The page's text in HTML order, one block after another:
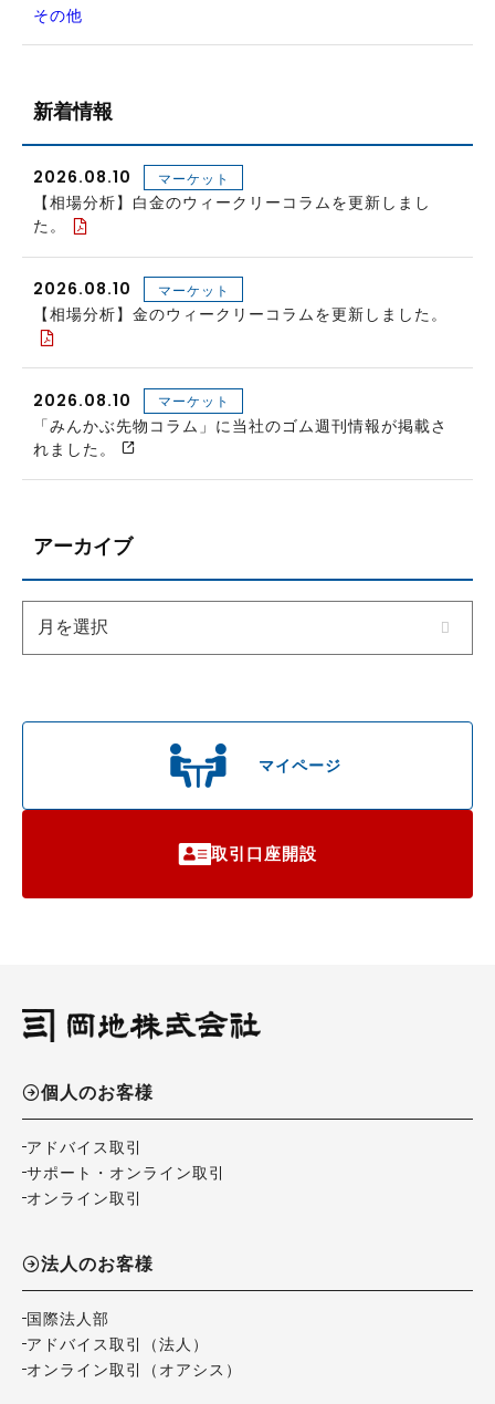
マイページ
取引口座開設
その他
新着情報
2026.08.10 マーケット
【相場分析】白金のウィークリーコラムを更新しまし
た。
2026.08.10 マーケット
【相場分析】金のウィークリーコラムを更新しました。
2026.08.10 マーケット
「みんかぶ先物コラム」に当社のゴム週刊情報が掲載さ
れました。
アーカイブ
個人のお客様
アドバイス取引
サポート・オンライン取引
オンライン取引
法人のお客様
国際法人部
アドバイス取引（法人）
オンライン取引（オアシス）